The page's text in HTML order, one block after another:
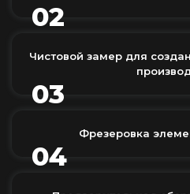
02
Чистовой замер для
03
Фрезеровка
04